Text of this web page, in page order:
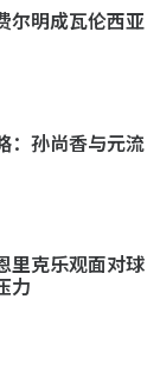
尔明成瓦伦西亚
：孙尚香与元流
里克乐观面对球
力